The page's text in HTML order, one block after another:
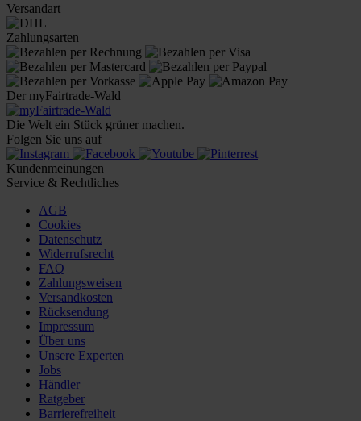
Versandart
Zahlungsarten
Der myFairtrade-Wald
Die Welt ein Stück grüner machen.
Folgen Sie uns auf
Kundenmeinungen
Service & Rechtliches
AGB
Cookies
Datenschutz
Widerrufsrecht
FAQ
Zahlungsweisen
Versandkosten
Rücksendung
Impressum
Über uns
Unsere Experten
Jobs
Händler
Ratgeber
Barrierefreiheit